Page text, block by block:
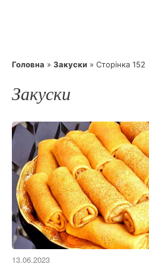
Головна » Закуски » Сторінка 152
Закуски
13.06.2023